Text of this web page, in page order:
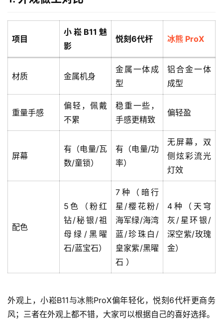
子
讯
子
烟
科
次
电
电
通
配
项目
小崧B11魅
影
悦刻6代杆 冰熊 ProX
材质 金属机身
金属一体成
型
铝合金一体
成型
重量手感
偏轻，佩戴
不累
稳重一些，
手感更精致
偏轻盈
屏幕
有（电量/瓦
数/童锁）
有（电量/功
率）
无屏幕，双
侧炫彩流光
灯效
配色
5色（粉红
钻/秘银/祖
母绿/黑曜
石/蓝宝石）
7种（暗行
星/樱花粉/
海军绿/海湾
蓝/珍珠白/
皇家紫/黑曜
石 ）
4种（天穹
灰/星环银/
深空紫/玫瑰
金）
外观上，小崧B11与冰熊ProX偏年轻化，悦刻6代杆更商务
风；三者在外观上都不错，大家可以根据自己的喜好选择。